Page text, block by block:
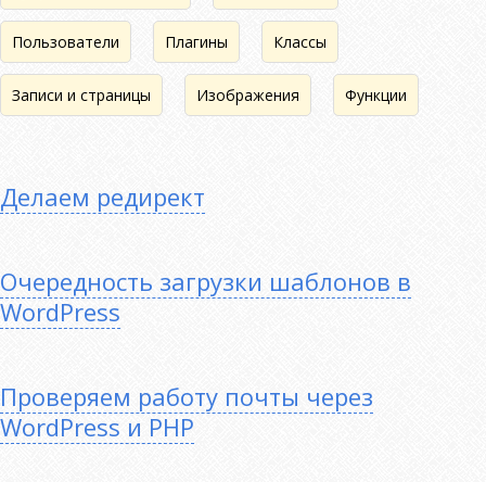
Пользователи Плагины Классы
Записи и страницы Изображения Функции
Делаем редирект
Очередность загрузки шаблонов в
WordPress
Проверяем работу почты через
WordPress и PHP